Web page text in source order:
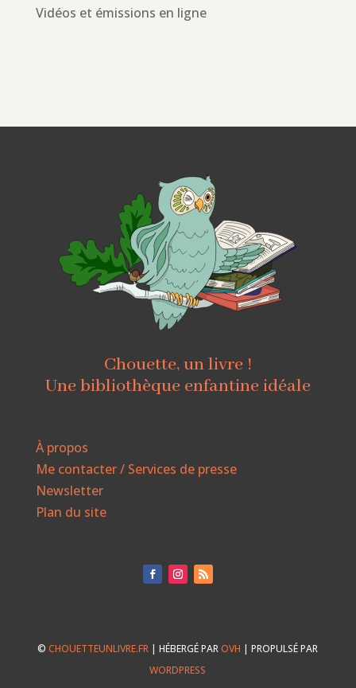
Vidéos et émissions en ligne
Chouette, un livre !
Une bibliothèque enfantine idéale
À propos
Me contacter / Services de presse
Newsletter
Plan du site
©CHOUETTEUNLIVRE.FR | HÉBERGÉ PAROVH | PROPULSÉ PAR
WORDPRESS